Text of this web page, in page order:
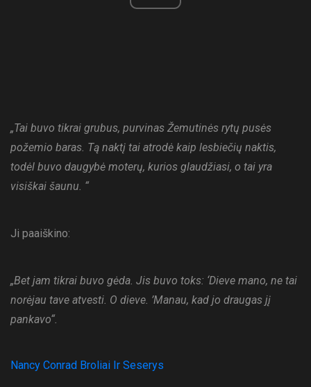
„Tai buvo tikrai grubus, purvinas Žemutinės rytų pusės
požemio baras. Tą naktį tai atrodė kaip lesbiečių naktis,
todėl buvo daugybė moterų, kurios glaudžiasi, o tai yra
visiškai šaunu. “
Ji paaiškino:
„Bet jam tikrai buvo gėda. Jis buvo toks: ‘Dieve mano, ne tai
norėjau tave atvesti. O dieve. ’Manau, kad jo draugas jį
pankavo“.
Nancy Conrad Broliai Ir Seserys